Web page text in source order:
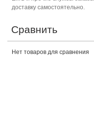
доставку самостоятельно.
Сравнить
Нет товаров для сравнения